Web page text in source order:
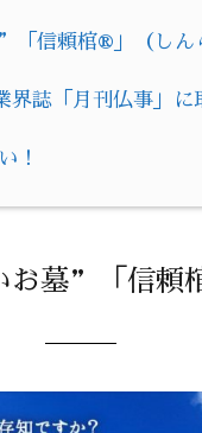
信頼棺®」（しん
誌「月刊仏事」に
！
墓”「信頼